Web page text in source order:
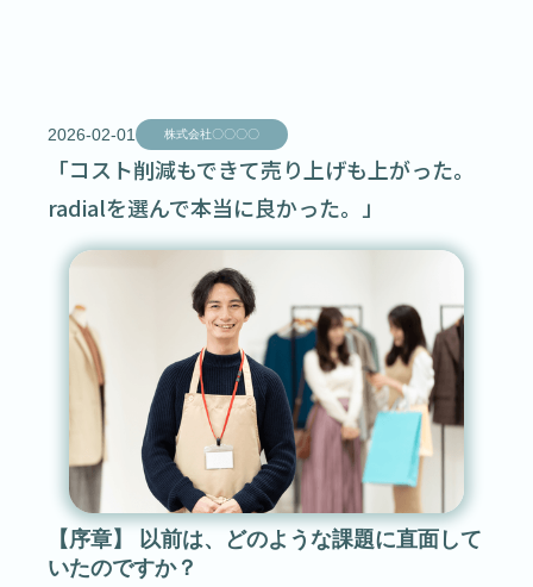
2026-02-01 株式会社〇〇〇〇
「コスト削減もできて売り上げも上がった。
radialを選んで本当に良かった。」
【序章】 以前は、どのような課題に直面して
いたのですか？